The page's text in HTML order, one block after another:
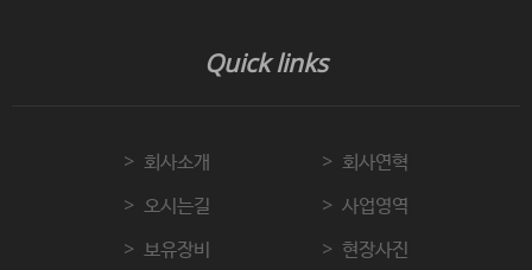
Quick links
회사소개
회사연혁
오시는길
사업영역
보유장비
현장사진